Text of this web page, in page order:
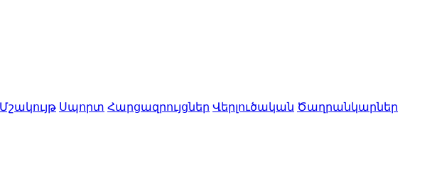
Մշակույթ Սպորտ Հարցազրույցներ Վերլուծական Ծաղրանկարներ